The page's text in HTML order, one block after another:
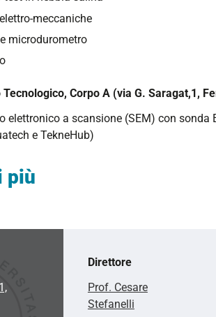
meccaniche
microdurometro
Corpo A (via G. Saragat,1,
elettronico a scansione (SEM) con sonda
e TekneHub)
più
Direttore
Prof. Cesare
Stefanelli